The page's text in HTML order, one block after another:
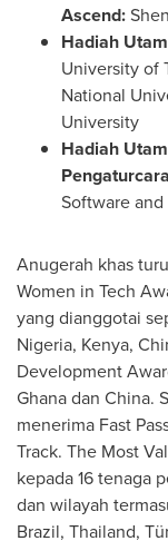
Ascend:
Hadiah
University of
National
University
Hadiah
Software
Anugerah khas
Women in Tech
yang dianggotai
Nigeria, Kenya,
Development
Ghana dan China.
menerima Fast
Track. The Most
kepada 16 tenaga
dan wilayah
Brazil, Thailand,